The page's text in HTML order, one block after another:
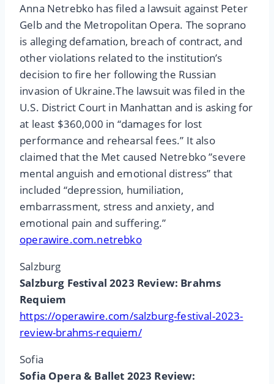
Anna Netrebko has filed a lawsuit against Peter
Gelb and the Metropolitan Opera. The soprano
is alleging defamation, breach of contract, and
other violations related to the institution’s
decision to fire her following the Russian
invasion of Ukraine.The lawsuit was filed in the
U.S. District Court in Manhattan and is asking for
at least $360,000 in “damages for lost
performance and rehearsal fees.” It also
claimed that the Met caused Netrebko ”severe
mental anguish and emotional distress” that
included “depression, humiliation,
embarrassment, stress and anxiety, and
emotional pain and suffering.”
operawire.com.netrebko
Salzburg
Salzburg Festival 2023 Review: Brahms
Requiem
https://operawire.com/salzburg-festival-2023-
review-brahms-requiem/
Sofia
Sofia Opera & Ballet 2023 Review: